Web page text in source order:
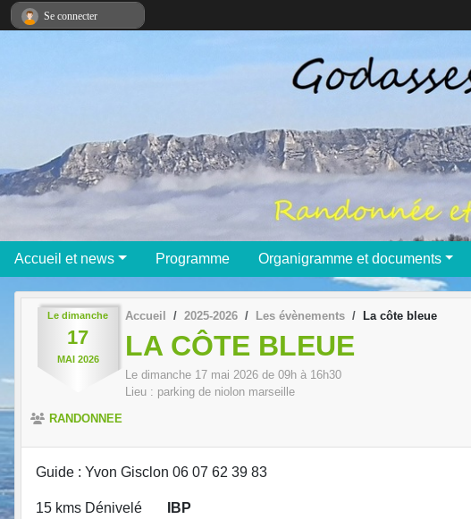
Accueil et news Programme Organigramme et documents
Le dimanche
17
MAI 2026
Accueil 2025-2026 Les évènements La côte bleue
LA CÔTE BLEUE
Le dimanche 17 mai 2026 de 09h à 16h30
Lieu : parking de niolon marseille
RANDONNEE
Guide : Yvon Gisclon 06 07 62 39 83
15 kms Dénivelé IBP
Se connecter
Panneau de gestion des cookies